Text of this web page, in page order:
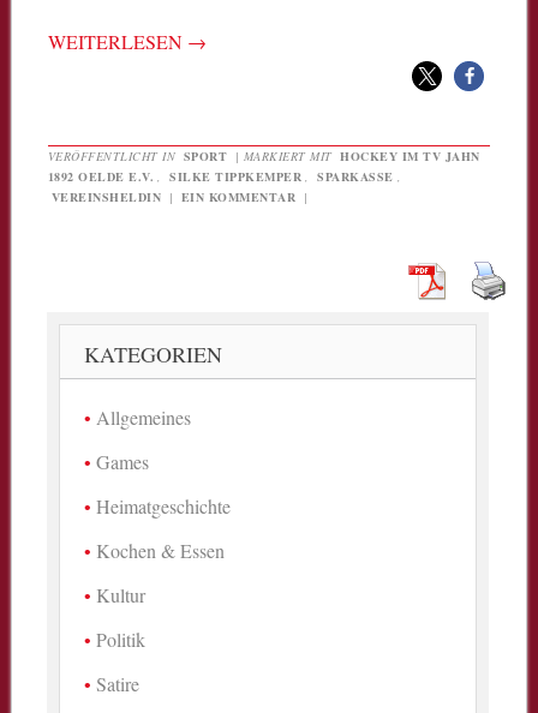
WEITERLESEN →
VERÖFFENTLICHT IN SPORT | MARKIERT MIT HOCKEY IM TV JAHN
1892 OELDE E.V.
SILKE TIPPKEMPER SPARKASSE
VEREINSHELDIN | EIN KOMMENTAR |
KATEGORIEN
Allgemeines
Games
Heimatgeschichte
Kochen & Essen
Kultur
Politik
Satire